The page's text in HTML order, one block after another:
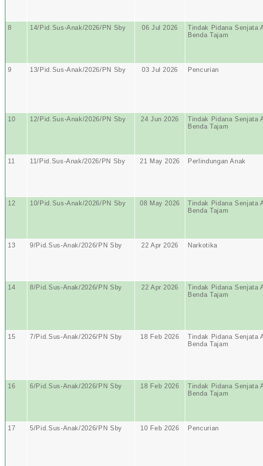
8 14/Pid.Sus-Anak/2026/PN Sby 06 Jul 2026
Tindak Pidana Senjata
Benda Tajam
9 13/Pid.Sus-Anak/2026/PN Sby 03 Jul 2026 Pencurian
10 12/Pid.Sus-Anak/2026/PN Sby 24 Jun 2026
Tindak Pidana Senjata
Benda Tajam
11 11/Pid.Sus-Anak/2026/PN Sby 21 May 2026 Perlindungan Anak
12 10/Pid.Sus-Anak/2026/PN Sby 08 May 2026
Tindak Pidana Senjata
Benda Tajam
13 9/Pid.Sus-Anak/2026/PN Sby 22 Apr 2026 Narkotika
14 8/Pid.Sus-Anak/2026/PN Sby 22 Apr 2026
Tindak Pidana Senjata
Benda Tajam
15 7/Pid.Sus-Anak/2026/PN Sby 18 Feb 2026
Tindak Pidana Senjata
Benda Tajam
16 6/Pid.Sus-Anak/2026/PN Sby 18 Feb 2026
Tindak Pidana Senjata
Benda Tajam
17 5/Pid.Sus-Anak/2026/PN Sby 10 Feb 2026 Pencurian